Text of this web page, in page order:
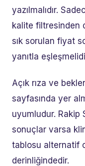
yazılmalıdır.
kalite filtresinden
sık sorulan fiyat
yanıtla
Açık rıza ve
sayfasında yer
uyumludur. Rakip
sonuçlar varsa
tablosu alternatif
derinliğindedir.